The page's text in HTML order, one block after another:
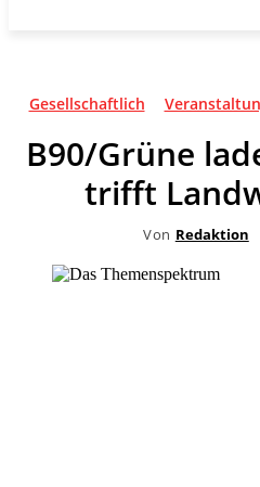
Gesellschaftlich
B90/Grüne
trifft
Von Redaktion